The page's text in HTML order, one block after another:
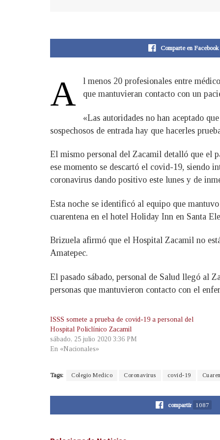
Comparte en Facebook
A
​l menos 20 profesionales entre
que mantuvieran contacto con un
«Las autoridades no han aceptado
sospechosos de entrada hay que hacerles
El mismo personal del Zacamil detalló que el
ese momento se descartó el covid-19, siendo
coronavirus dando positivo este lunes y de
Esta noche se identificó al equipo que
cuarentena en el hotel Holiday Inn en Santa
Brizuela afirmó que el Hospital Zacamil no
Amatepec.
El pasado sábado, personal de Salud llegó al
personas que mantuvieron contacto con el
ISSS somete a prueba de covid-19 a personal del
Hospital Policlínico Zacamil
sábado, 25 julio 2020 3:36 PM
En «Nacionales»
Tags: Colegio Medico Coronavirus covid-19
compartir 1087